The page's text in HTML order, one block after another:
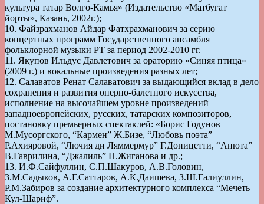
культура татар Волго-Камья» (Издательство «Матбугат
йорты», Казань, 2002г.);
10. Файзрахманов Айдар Фатхрахманович за серию
концертных программ Государственного ансамбля
фольклорной музыки РТ за период 2002-2010 гг.
11. Якупов Ильдус Давлетович за ораторию «Синяя птица»
(2009 г.) и вокальные произведения разных лет;
12. Салаватов Ренат Салаватович за выдающийся вклад в дело
сохранения и развития оперно-балетного искусства,
исполнение на высочайшем уровне произведений
западноевропейских, русских, татарских композиторов,
постановку премьерных спектаклей: «Борис Годунов
М.Мусоргского, “Кармен” Ж.Бизе, “Любовь поэта”
Р.Ахияровой, “Лючия ди Ляммермур” Г.Доницетти, “Анюта”
В.Гаврилина, “Джалиль” Н.Жиганова и др.;
13. И.Ф.Сайфуллин, С.П.Шакуров, А.В.Головин,
З.М.Садыков, А.Г.Саттаров, А.К.Даишева, З.Ш.Галиуллин,
Р.М.Забиров за создание архитектурного комплекса “Мечеть
Кул-Шариф”.